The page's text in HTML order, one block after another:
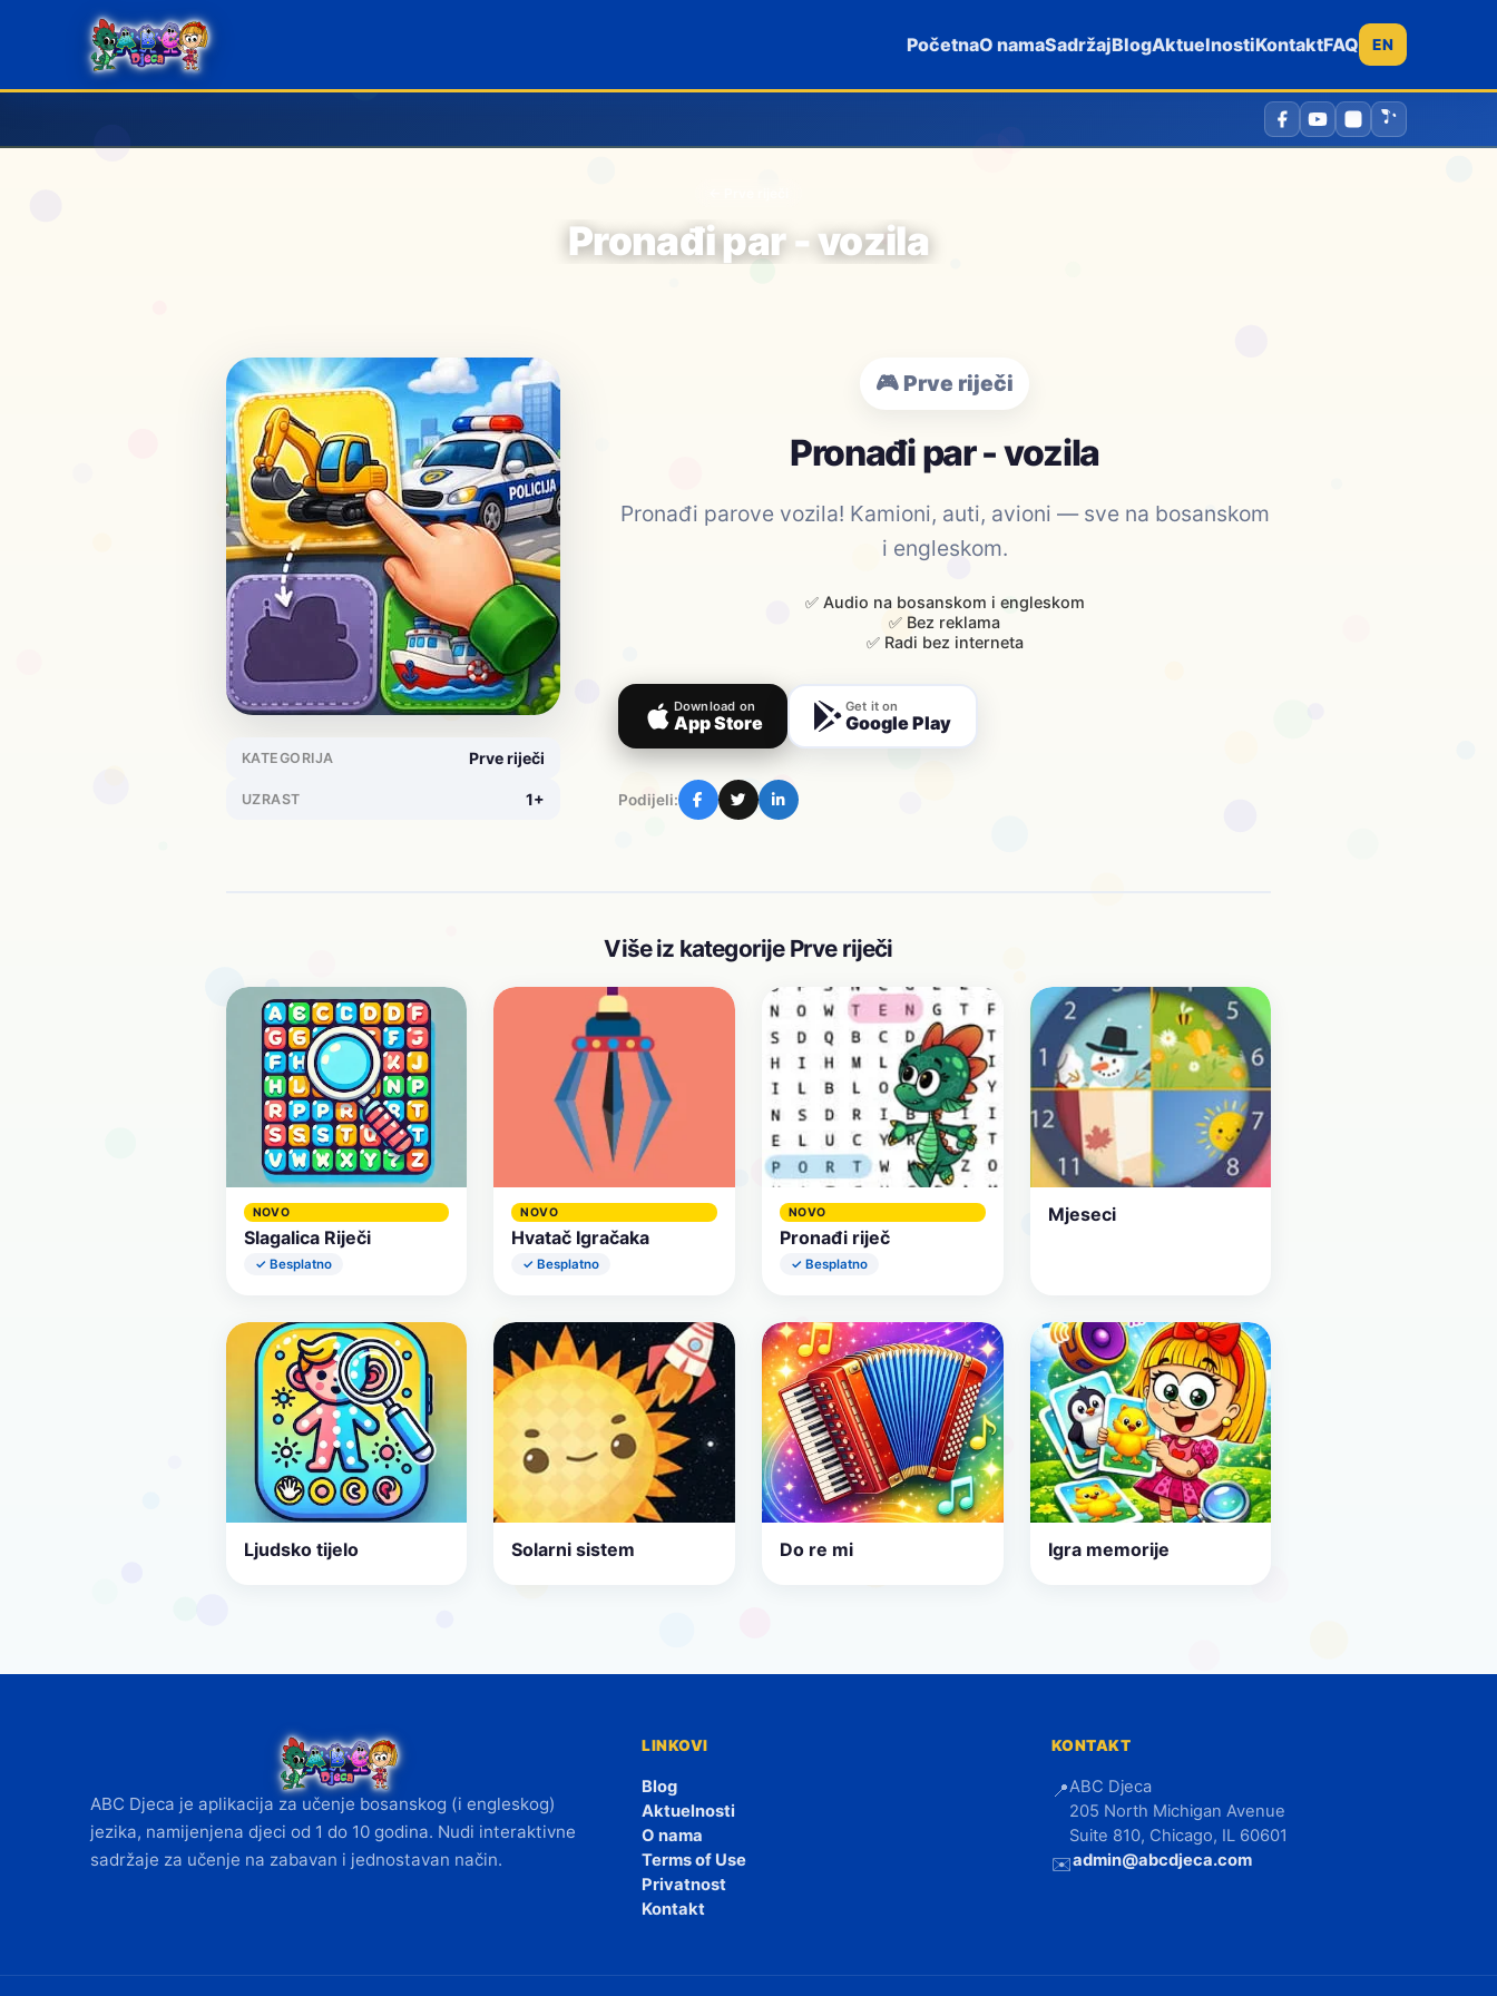
PočetnaO namaSadržajBlogAktuelnostiKontaktFAQ EN
Pronađi par - vozila
KATEGORIJA Prve riječi
UZRAST 1+
🎮 Prve riječi
Pronađi par - vozila
Pronađi parove vozila! Kamioni, auti, avioni — sve na bosanskom
i engleskom.
✅ Audio na bosanskom i engleskom
✅ Bez reklama
✅ Radi bez interneta
Download on
App Store
Get it on
Google Play
Podijeli:
Više iz kategorije Prve riječi
NOVO
Slagalica Riječi
✓ Besplatno
NOVO
Hvatač Igračaka
✓ Besplatno
NOVO
Pronađi riječ
✓ Besplatno
Mjeseci
Ljudsko tijelo Solarni sistem Do re mi Igra memorije
ABC Djeca je aplikacija za učenje bosanskog (i engleskog)
jezika, namijenjena djeci od 1 do 10 godina. Nudi interaktivne
sadržaje za učenje na zabavan i jednostavan način.
LINKOVI
Blog
Aktuelnosti
O nama
Terms of Use
Privatnost
Kontakt
KONTAKT
📍ABC Djeca
205 North Michigan Avenue
Suite 810, Chicago, IL 60601
✉️admin@abcdjeca.com